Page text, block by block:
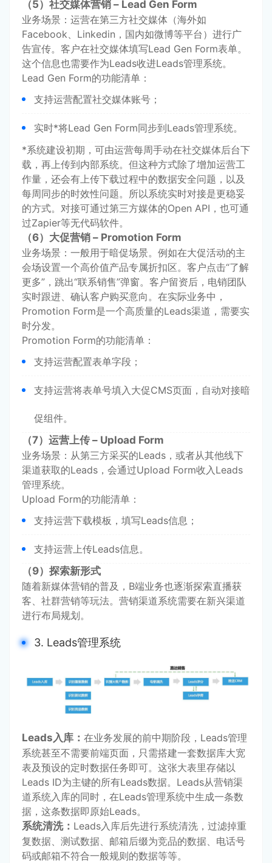
（5）社交媒体营销 – Lead Gen Form
业务场景：运营在第三方社交媒体（海外如
Facebook、Linkedin，国内如微博等平台）进行广
告宣传。客户在社交媒体填写Lead Gen Form表单。
这个信息也需要作为Leads收进Leads管理系统。
Lead Gen Form的功能清单：
支持运营配置社交媒体账号；
实时*将Lead Gen Form同步到Leads管理系统。
*系统建设初期，可由运营每周手动在社交媒体后台下
载，再上传到内部系统。但这种方式除了增加运营工
作量，还会有上传下载过程中的数据安全问题，以及
每周同步的时效性问题。所以系统实时对接是更稳妥
的方式。对接可通过第三方媒体的Open API，也可通
过Zapier等无代码软件。
（6）大促营销 – Promotion Form
业务场景：一般用于暗促场景。例如在大促活动的主
会场设置一个高价值产品专属折扣区。客户点击“了解
更多”，跳出“联系销售”弹窗。客户留资后，电销团队
实时跟进、确认客户购买意向。在实际业务中，
Promotion Form是一个高质量的Leads渠道，需要实
时分发。
Promotion Form的功能清单：
支持运营配置表单字段；
支持运营将表单号填入大促CMS页面，自动对接暗
促组件。
（7）运营上传 – Upload Form
业务场景：从第三方采买的Leads，或者从其他线下
渠道获取的Leads，会通过Upload Form收入Leads
管理系统。
Upload Form的功能清单：
支持运营下载模板，填写Leads信息；
支持运营上传Leads信息。
（9）探索新形式
随着新媒体营销的普及，B端业务也逐渐探索直播获
客、社群营销等玩法。营销渠道系统需要在新兴渠道
进行布局规划。
3. Leads管理系统
Leads入库： 在业务发展的前中期阶段，Leads管理
系统甚至不需要前端页面，只需搭建一套数据库大宽
表及预设的定时数据任务即可。这张大表里存储以
Leads ID为主键的所有Leads数据。Leads从营销渠
道系统入库的同时，在Leads管理系统中生成一条数
据，这条数据即原始Leads。
系统清洗： Leads入库后先进行系统清洗，过滤掉重
复数据、测试数据、邮箱后缀为竞品的数据、电话号
码或邮箱不符合一般规则的数据等等。